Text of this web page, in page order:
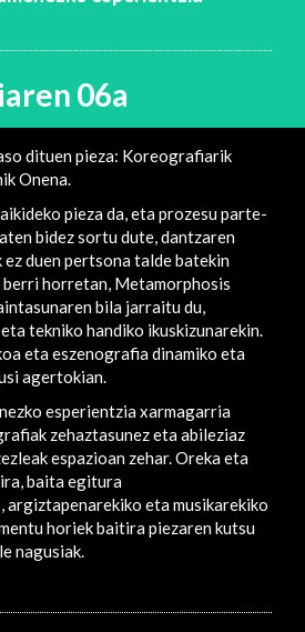
06a
dituen pieza: Koreografiarik
Onena.
pieza da, eta prozesu parte-
bidez sortu dute, dantzaren
duen pertsona talde batekin
horretan, Metamorphosis
bila jarraitu du,
tekniko handiko ikuskizunarekin.
eta eszenografia dinamiko eta
agertokian.
esperientzia xarmagarria
zehaztasunez eta abileziaz
espazioan zehar. Oreka eta
baita egitura
argiztapenarekiko eta musikarekiko
horiek baitira piezaren kutsu
nagusiak.